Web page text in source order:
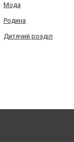
Мода
Родина
Дитячий розділ